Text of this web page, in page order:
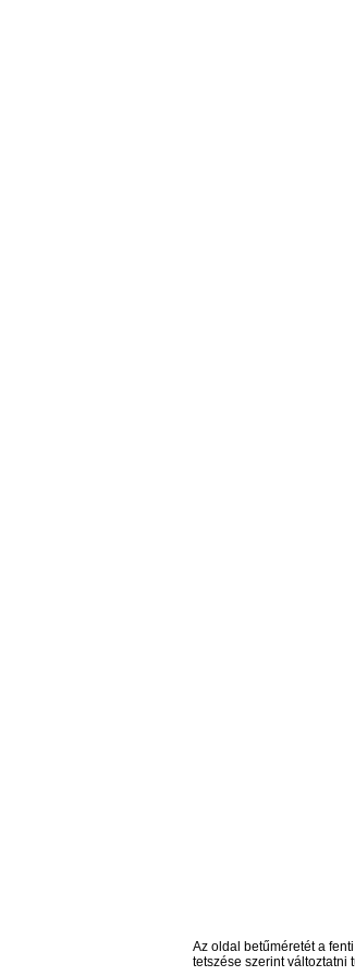
Az oldal betűméretét a
tetszése szerint változtatni